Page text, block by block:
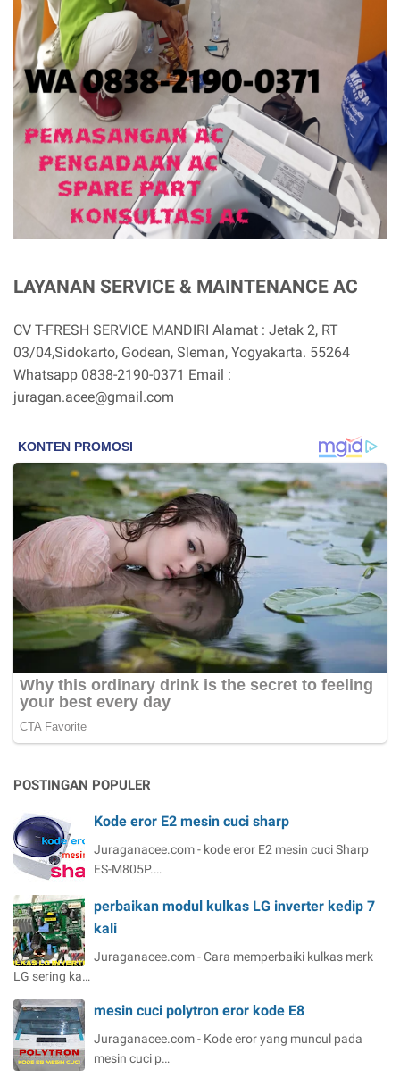
LAYANAN SERVICE & MAINTENANCE AC
CV T-FRESH SERVICE MANDIRI Alamat : Jetak 2, RT
03/04,Sidokarto, Godean, Sleman, Yogyakarta. 55264
Whatsapp 0838-2190-0371 Email :
juragan.acee@gmail.com
POSTINGAN POPULER
Kode eror E2 mesin cuci sharp
Juraganacee.com - kode eror E2 mesin cuci Sharp
ES-M805P.…
perbaikan modul kulkas LG inverter kedip 7
kali
Juraganacee.com - Cara memperbaiki kulkas merk
LG sering ka…
mesin cuci polytron eror kode E8
Juraganacee.com - Kode eror yang muncul pada
mesin cuci p…